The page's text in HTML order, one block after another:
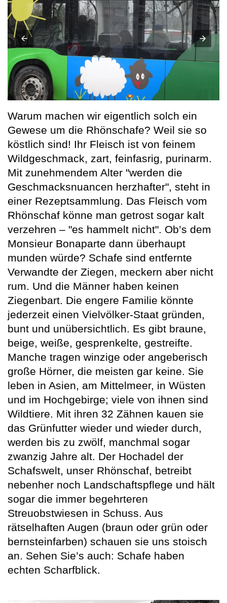
Warum machen wir eigentlich solch ein
Gewese um die Rhönschafe? Weil sie so
köstlich sind! Ihr Fleisch ist von feinem
Wildgeschmack, zart, feinfasrig, purinarm.
Mit zunehmendem Alter "werden die
Geschmacksnuancen herzhafter", steht in
einer Rezeptsammlung. Das Fleisch vom
Rhönschaf könne man getrost sogar kalt
verzehren – "es hammelt nicht". Ob’s dem
Monsieur Bonaparte dann überhaupt
munden würde? Schafe sind entfernte
Verwandte der Ziegen, meckern aber nicht
rum. Und die Männer haben keinen
Ziegenbart. Die engere Familie könnte
jederzeit einen Vielvölker-Staat gründen,
bunt und unübersichtlich. Es gibt braune,
beige, weiße, gesprenkelte, gestreifte.
Manche tragen winzige oder angeberisch
große Hörner, die meisten gar keine. Sie
leben in Asien, am Mittelmeer, in Wüsten
und im Hochgebirge; viele von ihnen sind
Wildtiere. Mit ihren 32 Zähnen kauen sie
das Grünfutter wieder und wieder durch,
werden bis zu zwölf, manchmal sogar
zwanzig Jahre alt. Der Hochadel der
Schafswelt, unser Rhönschaf, betreibt
nebenher noch Landschaftspflege und hält
sogar die immer begehrteren
Streuobstwiesen in Schuss. Aus
rätselhaften Augen (braun oder grün oder
bernsteinfarben) schauen sie uns stoisch
an. Sehen Sie’s auch: Schafe haben
echten Scharfblick.